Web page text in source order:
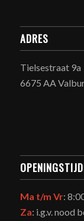
ADRES
Tielsestraat 9a
6675 AA
Ma t/m Vr:
Za: i.g.v. nood